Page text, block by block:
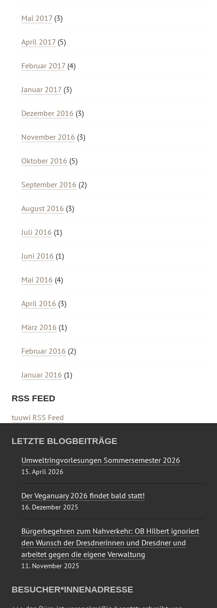
Mai 2017 (3)
April 2017 (5)
Februar 2017 (4)
Januar 2017 (3)
Dezember 2016 (3)
November 2016 (3)
Oktober 2016 (5)
September 2016 (2)
August 2016 (3)
Juli 2016 (1)
Juni 2016 (1)
Mai 2016 (4)
April 2016 (3)
März 2016 (1)
Februar 2016 (2)
Januar 2016 (1)
RSS FEED
tuuwi RSS Feed
LETZTE BLOGBEITRÄGE
Umweltringvorlesungen Sommersemester 2026
15. April 2026
Der Veganuary 2026 findet bald statt!
16. Dezember 2025
Bürgerbegehren zum Nahverkehr: OB Hilbert ignoriert
den Wunsch der Dresdnerinnen und Dresdner und
arbeitet gegen die eigene Verwaltung
11. November 2025
BESUCHER*INNENADRESSE